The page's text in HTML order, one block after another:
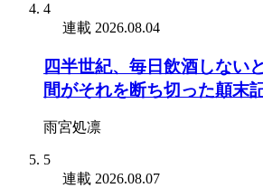
4
連載 2026.08.04
四半世紀、毎日飲酒しない
間がそれを断ち切った顛末
雨宮処凛
5
連載 2026.08.07